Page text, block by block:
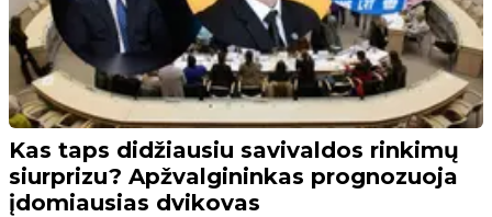
Kas taps didžiausiu savivaldos rinkimų
siurprizu? Apžvalgininkas prognozuoja
įdomiausias dvikovas